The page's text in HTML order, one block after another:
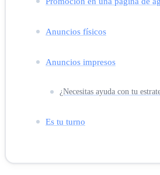
Anuncios físicos
Anuncios impresos
¿Necesitas ayuda con tu
Es tu turno